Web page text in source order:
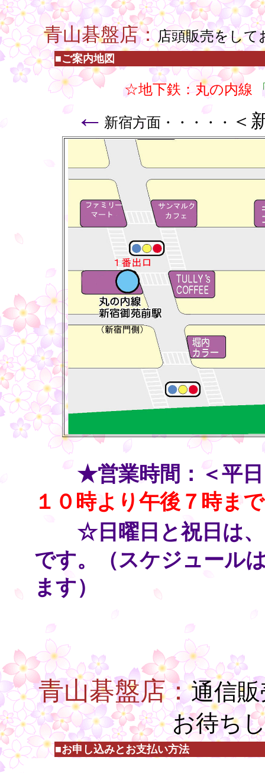
・
青山碁盤店：店頭販売をして
■ご案内地図
☆地下鉄：丸の内線
← 新宿方面・・・・・ ＜
・・ ★営業時間：＜平
１０時より午後７時まで
☆日曜日と祝日は、
です。（スケジュール
ます）
○
○
青山碁盤店：通信
お待ち
■お申し込みとお支払い方法